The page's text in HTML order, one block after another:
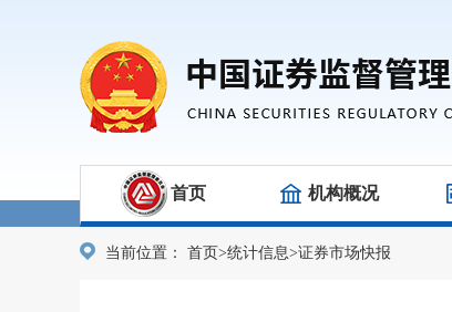
首页 机构概况
当前位置： 首页>统计信息>证券市场快报